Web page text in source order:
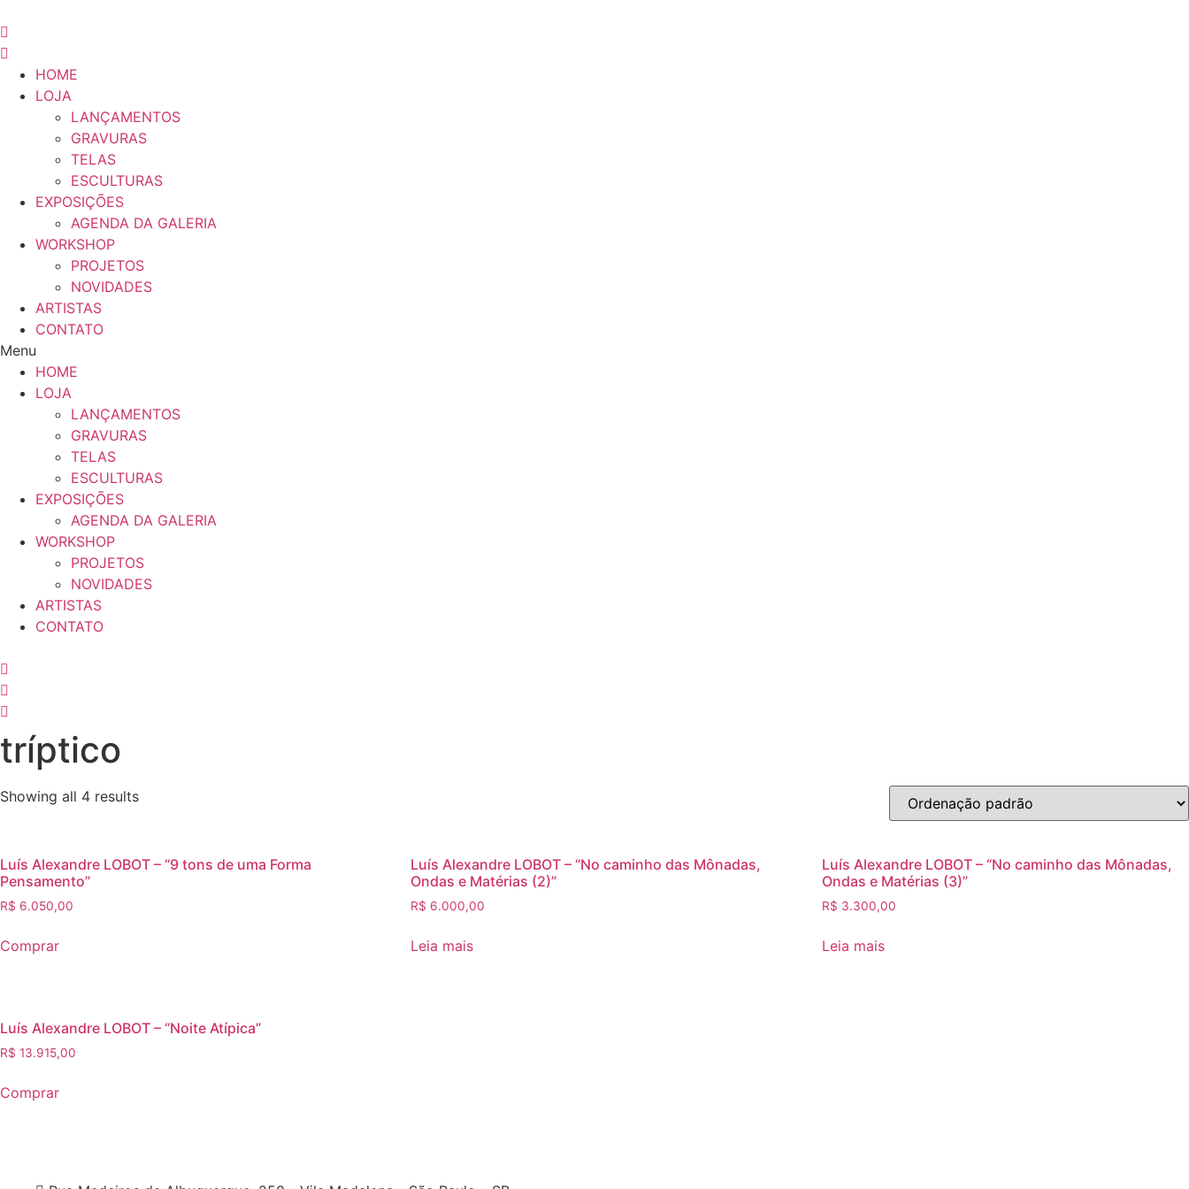
para
o
conteúdo
HOME
LOJA
LANÇAMENTOS
GRAVURAS
TELAS
ESCULTURAS
EXPOSIÇÕES
AGENDA DA GALERIA
WORKSHOP
PROJETOS
NOVIDADES
ARTISTAS
CONTATO
Menu
HOME
LOJA
LANÇAMENTOS
GRAVURAS
TELAS
ESCULTURAS
EXPOSIÇÕES
AGENDA DA GALERIA
WORKSHOP
PROJETOS
NOVIDADES
ARTISTAS
CONTATO
tríptico
Showing all 4 results
Luís Alexandre LOBOT – “9 tons de uma Forma
Pensamento”
R$ 6.050,00
Comprar
Luís Alexandre LOBOT – “No caminho das Mônadas,
Ondas e Matérias (2)”
R$ 6.000,00
Leia mais
Luís Alexandre LOBOT – “No caminho das Mônadas,
Ondas e Matérias (3)”
R$ 3.300,00
Leia mais
Luís Alexandre LOBOT – “Noite Atípica”
R$ 13.915,00
Comprar